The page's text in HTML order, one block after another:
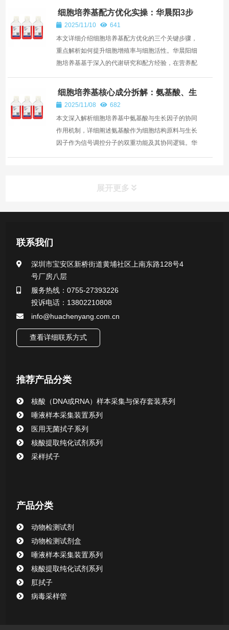
细胞培养基配方优化实操：华晨阳3步
提升细胞增殖率与活性
2025/11/10
641
本文详细介绍细胞培养基配方优化的三个关键步骤，
重点解析如何提升细胞增殖率与细胞活性。华晨阳细
胞培养基基于深入的代谢研究和配方经验，在营养配
细胞培养基核心成分拆解：氨基酸、生
长因子的协同作用
2025/11/08
682
本文深入解析细胞培养基中氨基酸与生长因子的协同
作用机制，详细阐述氨基酸作为细胞结构原料与生长
因子作为信号调控分子的双重功能及其协同逻辑。华
展开更多
行业新闻
联系我们
深圳市宝安区新桥街道黄埔社区上南东路128号4
号厂房八层
服务热线：0755-27393226
投诉电话：13802210808
info@huachenyang.com.cn
查看详细联系方式
推荐产品分类
核酸（DNA或RNA）样本采集与保存套装系列
唾液样本采集装置系列
医用无菌拭子系列
核酸提取纯化试剂系列
采样拭子
产品分类
动物检测试剂
动物检测试剂盒
唾液样本采集装置系列
核酸提取纯化试剂系列
肛拭子
病毒采样管